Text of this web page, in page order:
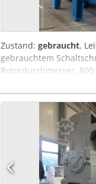
Zustand: gebraucht,
gebrauchtem
Rotordurchmesser: